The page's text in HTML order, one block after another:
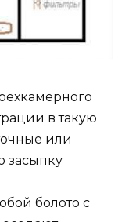
в такую
или
засыпку
болото с